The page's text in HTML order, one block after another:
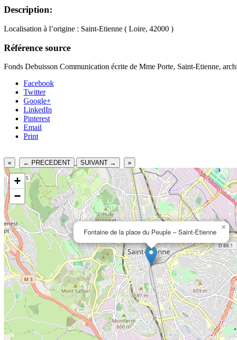
Description:
Localisation à l’origine : Saint-Etienne ( Loire, 42000 )
Référence source
Fonds Debuisson Communication écrite de Mme Porte, Saint-Etienne,
Facebook
Twitter
Google+
LinkedIn
Pinterest
Email
Print
« ← PRECEDENT SUIVANT → »
Fontaine de la place du Peuple – Saint-Etienne
×
+
−